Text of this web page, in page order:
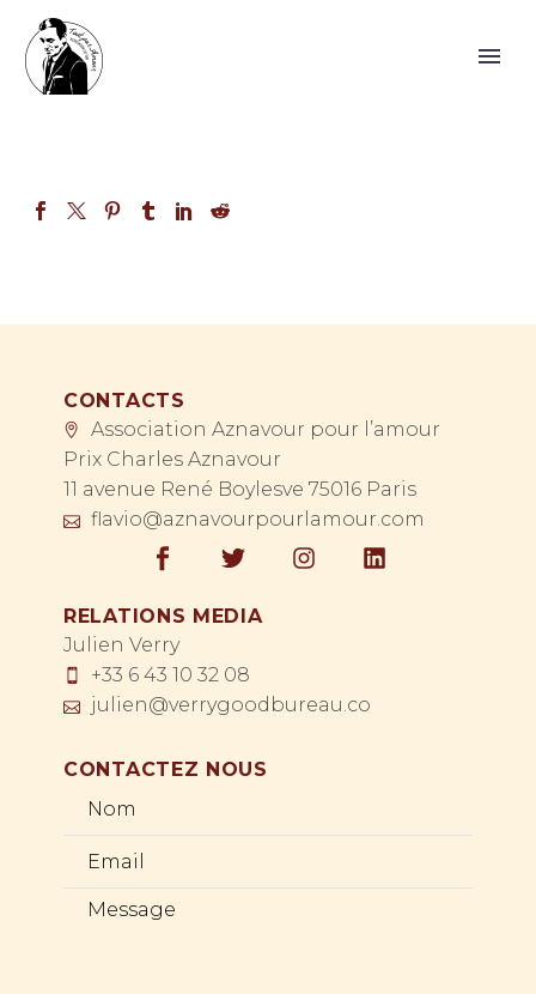
CONTACTS
Association Aznavour pour l’amour
Prix Charles Aznavour
11 avenue René Boylesve 75016 Paris
flavio@aznavourpourlamour.com
RELATIONS MEDIA
Julien Verry
+33 6 43 10 32 08
julien@verrygoodbureau.co
CONTACTEZ NOUS